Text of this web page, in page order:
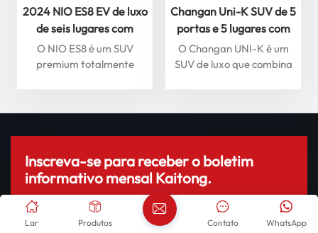
2024 NIO ES8 EV de luxo
de seis lugares com
condução inteligente,
veículo de energia nova
O NIO ES8 é um SUV
premium totalmente
inteligentes. Alimentado
o ES8 acelera de 0 a 100
km/h em apenas 4,9
segundos, oferecendo uma
experiência de direção
emocionante. Com
Changan Uni-K SUV de 5
portas e 5 lugares com
vista panorâmica de 360
graus carro a gasolina
O Changan UNI-K é um
SUV de luxo que combina
possui um motor 2.0T
potente, juntamente com
sistemas inteligentes de
assistência à direção e teto
solar panorâmico para
uma experiência premium.
Inscreva-se para receber o boletim
informativo mensal Kaitong.
Lar Produtos WhatsApp
Contato